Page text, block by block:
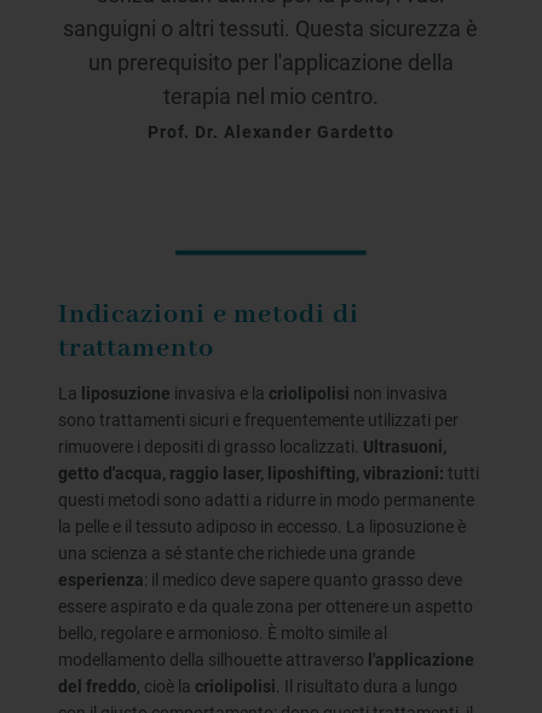
sanguigni o altri tessuti. Questa sicurezza è
un prerequisito per l'applicazione della
terapia nel mio centro.
Prof. Dr. Alexander Gardetto
Indicazioni e metodi di
trattamento
La liposuzione invasiva e la criolipolisi non invasiva
sono trattamenti sicuri e frequentemente utilizzati per
rimuovere i depositi di grasso localizzati. Ultrasuoni,
getto d'acqua, raggio laser, liposhifting, vibrazioni: tutti
questi metodi sono adatti a ridurre in modo permanente
la pelle e il tessuto adiposo in eccesso. La liposuzione è
una scienza a sé stante che richiede una grande
esperienza: il medico deve sapere quanto grasso deve
essere aspirato e da quale zona per ottenere un aspetto
bello, regolare e armonioso. È molto simile al
modellamento della silhouette attraverso l'applicazione
del freddo , cioè la criolipolisi . Il risultato dura a lungo